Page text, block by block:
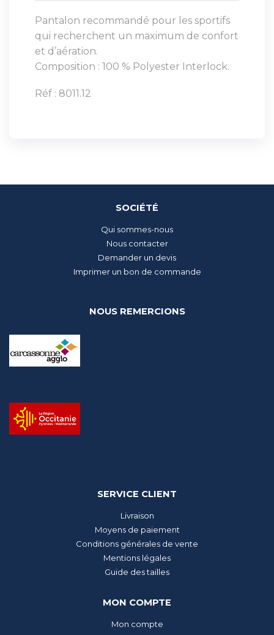
Pantalon recommandé pour les sportifs
qui recherchent un maximum de confort
et d’aération.
Composition : 100 % Polyester Interlock.
Réf : 8011.12
SOCIÉTÉ
Qui sommes-nous
Nous contacter
Demander un devis
Imprimer un bon de commande
NOUS REMERCIONS
SERVICE CLIENT
Livraison
Moyens de paiement
Conditions générales de vente
Mentions légales
Guide des tailles
MON COMPTE
Mon compte